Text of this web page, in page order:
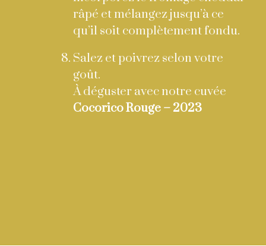
râpé et mélangez jusqu’à ce
qu’il soit complètement fondu.
Salez et poivrez selon votre
goût.
À déguster avec notre cuvée
Cocorico Rouge – 2023